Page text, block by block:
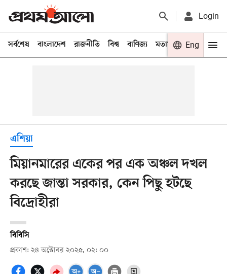
Login
সর্বশেষ বাংলাদেশ রাজনীতি বিশ্ব বাণিজ্য মতামত খেলা
Eng
এশিয়া
মিয়ানমারের একের পর এক অঞ্চল দখল
করছে জান্তা সরকার, কেন পিছু হটছে
বিদ্রোহীরা
বিবিসি
প্রকাশ: ২৪ অক্টোবর ২০২৫, ০২: ০০